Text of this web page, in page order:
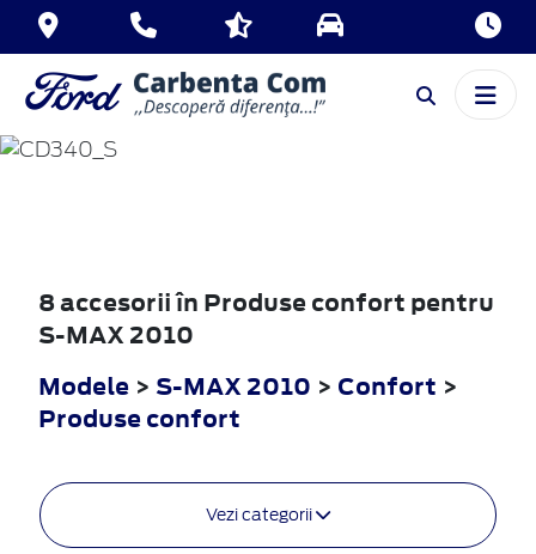
S-MAX
8 accesorii în Produse confort pentru
S-MAX 2010
Modele > S-MAX 2010 > Confort >
Produse confort
Vezi categorii